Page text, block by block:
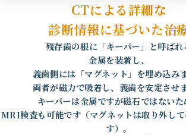
CTによる詳細な
診断情報に基づいた治
残存歯の根に「キーパー」と呼ばれ
金属を装着し、
義歯側には「マグネット」を埋め込みま
両者が磁力で吸着し、義歯を安定させま
キーパーは金属ですが磁石ではないた
MRI検査も可能です（マグネットは取り外し
す）。